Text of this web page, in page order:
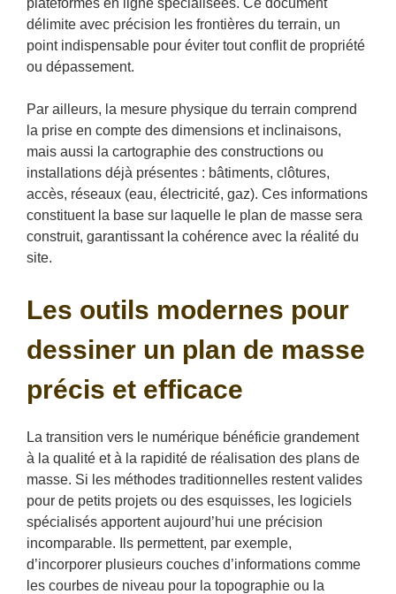
délimite avec précision les frontières du terrain, un
point indispensable pour éviter tout conflit de propriété
ou dépassement.
Par ailleurs, la mesure physique du terrain comprend
la prise en compte des dimensions et inclinaisons,
mais aussi la cartographie des constructions ou
installations déjà présentes : bâtiments, clôtures,
accès, réseaux (eau, électricité, gaz). Ces informations
constituent la base sur laquelle le plan de masse sera
construit, garantissant la cohérence avec la réalité du
site.
Les outils modernes pour
dessiner un plan de masse
précis et efficace
La transition vers le numérique bénéficie grandement
à la qualité et à la rapidité de réalisation des plans de
masse. Si les méthodes traditionnelles restent valides
pour de petits projets ou des esquisses, les logiciels
spécialisés apportent aujourd’hui une précision
incomparable. Ils permettent, par exemple,
d’incorporer plusieurs couches d’informations comme
les courbes de niveau pour la topographie ou la